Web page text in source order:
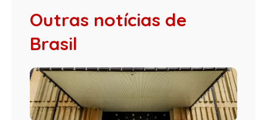
Outras notícias de
Brasil